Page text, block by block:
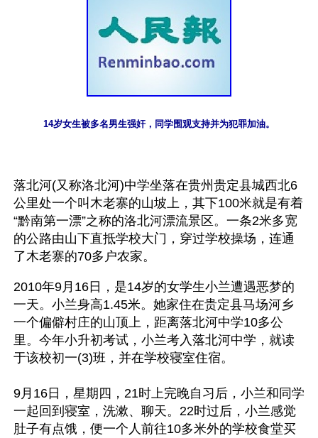
14岁女生被多名男生强奸，同学围观支持并为犯罪加油。
落北河(又称洛北河)中学坐落在贵州贵定县城西北6
公里处一个叫木老寨的山坡上，其下100米就是有着
“黔南第一漂”之称的洛北河漂流景区。一条2米多宽
的公路由山下直抵学校大门，穿过学校操场，连通
了木老寨的70多户农家。
2010年9月16日，是14岁的女学生小兰遭遇恶梦的
一天。小兰身高1.45米。她家住在贵定县马场河乡
一个偏僻村庄的山顶上，距离落北河中学10多公
里。今年小升初考试，小兰考入落北河中学，就读
于该校初一(3)班，并在学校寝室住宿。
9月16日，星期四，21时上完晚自习后，小兰和同学
一起回到寝室，洗漱、聊天。22时过后，小兰感觉
肚子有点饿，便一个人前往10多米外的学校食堂买